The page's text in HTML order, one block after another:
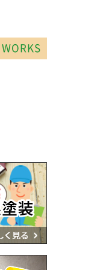
WORKS